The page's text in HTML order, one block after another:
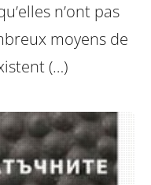
n’ont pas
moyens de
(…)